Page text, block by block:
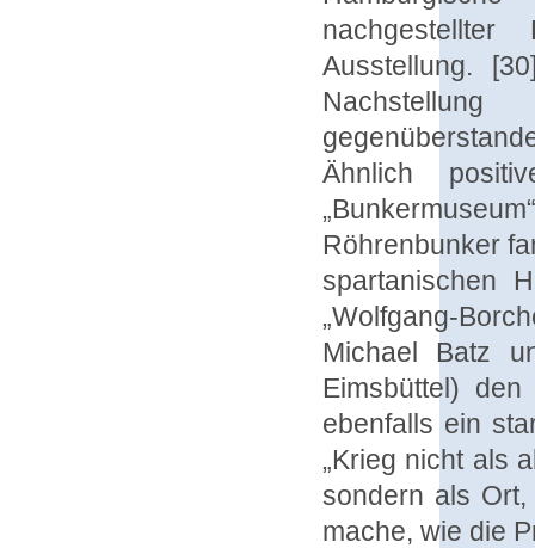
Ausstellung.
Ähnlich
Röhrenbunker
spartanischen
„Wolfgang-
Michael Batz
Eimsbüttel)
ebenfalls ein
„Krieg nicht als
sondern als Ort,
mache, wie die